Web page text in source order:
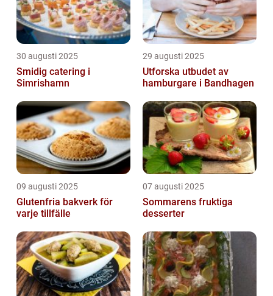
30 augusti 2025
Smidig catering i
Simrishamn
29 augusti 2025
Utforska utbudet av
hamburgare i Bandhagen
09 augusti 2025
Glutenfria bakverk för
varje tillfälle
07 augusti 2025
Sommarens fruktiga
desserter